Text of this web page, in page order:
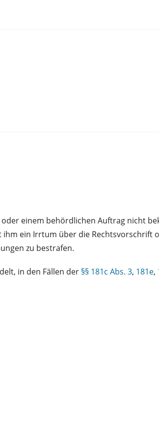
einem behördlichen Auftrag nicht
ein Irrtum über die Rechtsvorschrift
zu bestrafen.
in den Fällen der §§ 181c Abs. 3, 181e,